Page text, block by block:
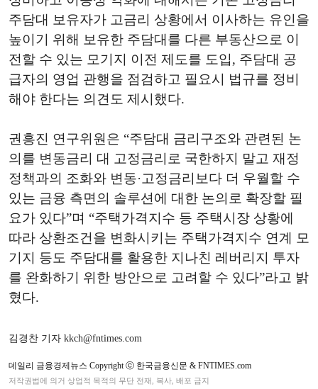
주담대 보유자가 고금리 상황에서 이사하는 유인을
높이기 위해 보유한 주담대를 다른 부동산으로 이
전할 수 있는 모기지 이전 제도를 도입, 주담대 공
급자의 영업 관행을 점검하고 필요시 법규를 정비
해야 한다는 의견도 제시했다.
권흥진 연구위원은 “주담대 금리구조와 관련된 논
의를 변동금리 대 고정금리로 국한하지 말고 재정
정책과의 조화와 변동·고정금리보다 더 우월할 수
있는 금융 측면의 솔루션에 대한 논의로 확장할 필
요가 있다”며 “주택가격지수 등 주택시장 상황에
따라 상환조건을 변화시키는 주택가격지수 연계 모
기지 등도 주담대를 활용한 지나친 레버리지 투자
를 완화하기 위한 방안으로 고려할 수 있다”라고 밝
혔다.
김경찬 기자 kkch@fntimes.com
데일리 금융경제뉴스 Copyright ⓒ 한국금융신문 & FNTIMES.com
저작권법에 의거 상업적 목적의 무단 전재, 복사, 배포 금지